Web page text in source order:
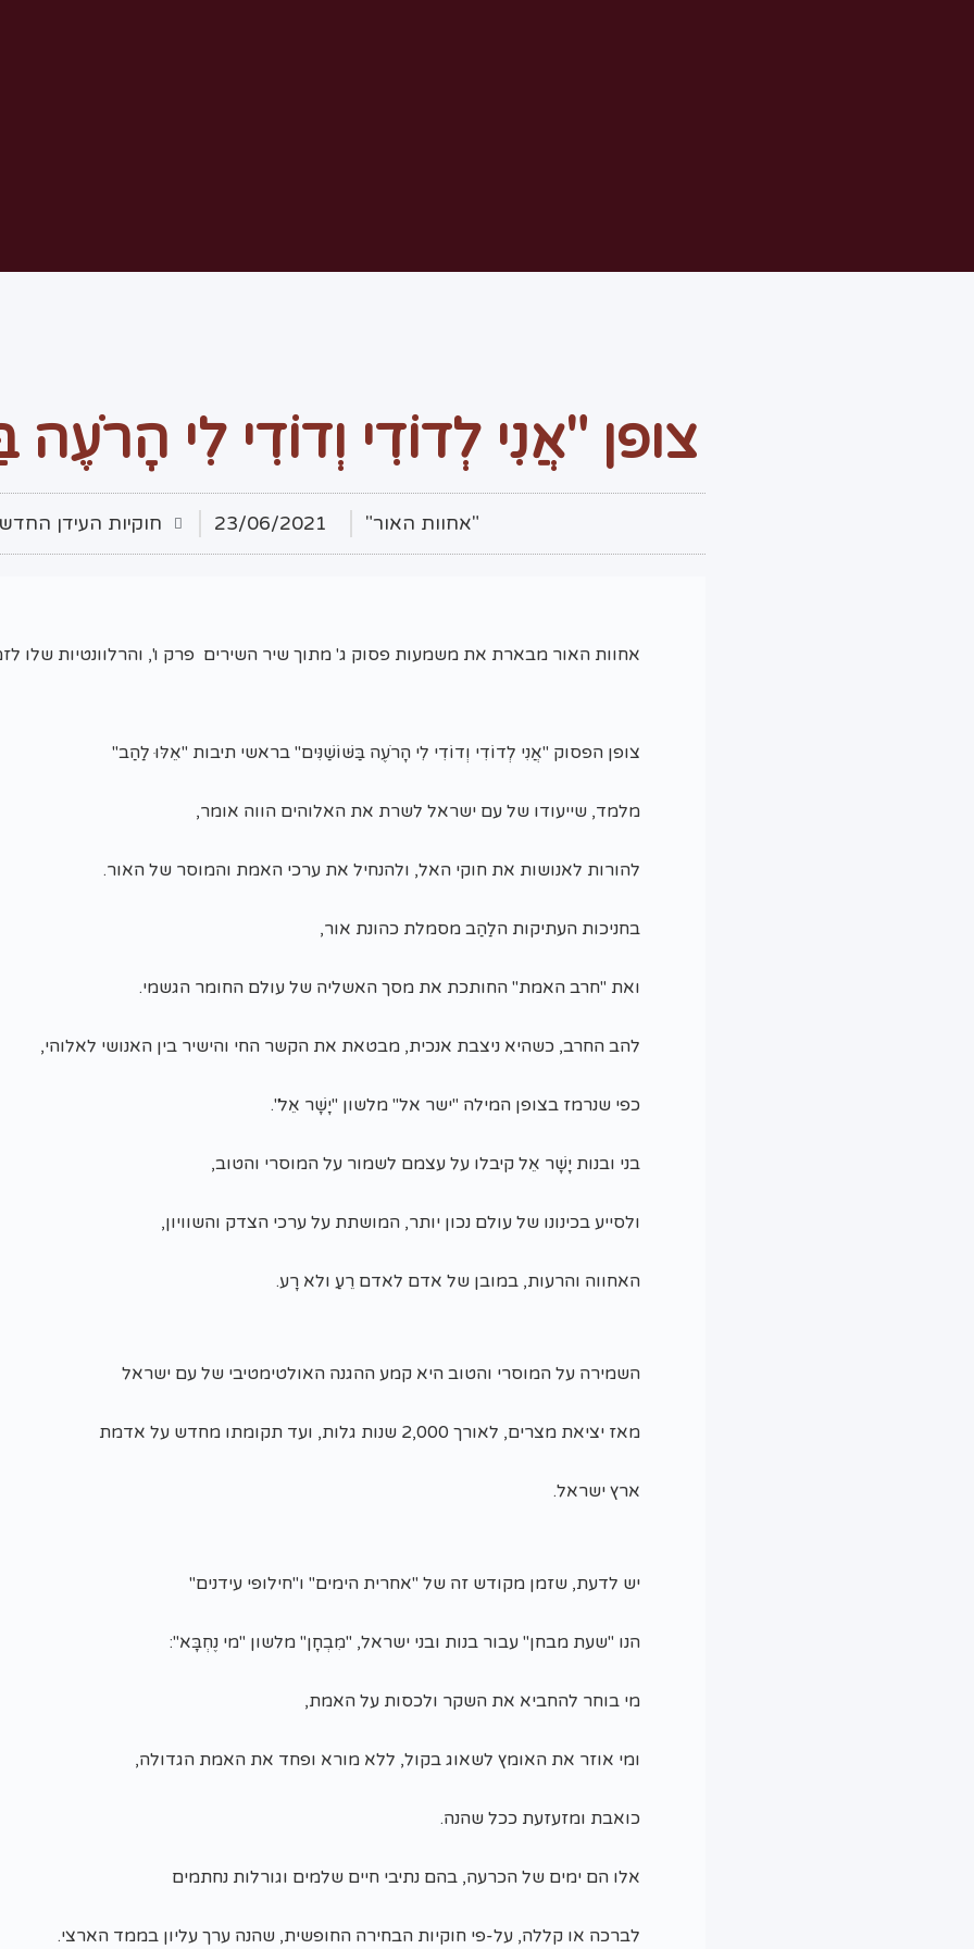
צופן "אֲנִי לְדוֹדִי וְדוֹדִי לִי
"אחוות האור" 23/06/2021 חוקיות העידן החדש
אחוות האור מבארת את משמעות פסוק ג' מתוך שיר השירים פרק ו', והרלוונטיות שלו
צופן הפסוק "אֲנִי לְדוֹדִי וְדוֹדִי לִי הָרֹעֶה בַּשּׁוֹשַׁנִּים" בראשי תיבות "אֵלּוּ לַהַב"
מלמד, שייעודו של עם ישראל לשרת את האלוהים הווה אומר,
להורות לאנושות את חוקי האל, ולהנחיל את ערכי האמת והמוסר של האור.
בחניכות העתיקות הלַהַב מסמלת כהונת אור,
ואת "חרב האמת" החותכת את מסך האשליה של עולם החומר הגשמי.
להב החרב, כשהיא ניצבת אנכית, מבטאת את הקשר החי והישיר בין האנושי לאלוהי,
כפי שנרמז בצופן המילה "ישר אל" מלשון "יָשָׁר אֵל".
בני ובנות יָשָׁר אֵל קיבלו על עצמם לשמור על המוסרי והטוב,
ולסייע בכינונו של עולם נכון יותר, המושתת על ערכי הצדק והשוויון,
האחווה והרעות, במובן של אדם לאדם רֵעַ ולא רָע.
השמירה על המוסרי והטוב היא קמע ההגנה האולטימטיבי של עם ישראל
מאז יציאת מצרים, לאורך 2,000 שנות גלות, ועד תקומתו מחדש על אדמת
ארץ ישראל.
יש לדעת, שזמן מקודש זה של "אחרית הימים" ו"חילופי עידנים"
הנו "שעת מבחן" עבור בנות ובני ישראל, "מִבְחָן" מלשון "מי נֶחְבָּא":
מי בוחר להחביא את השקר ולכסות על האמת,
ומי אוזר את האומץ לשאוג בקול, ללא מורא ופחד את האמת הגדולה,
כואבת ומזעזעת ככל שהנה.
אלו הם ימים של הכרעה, בהם נתיבי חיים שלמים וגורלות נחתמים
לברכה או קללה, על-פי חוקיות הבחירה החופשית, שהנה ערך עליון בממד הארצי.